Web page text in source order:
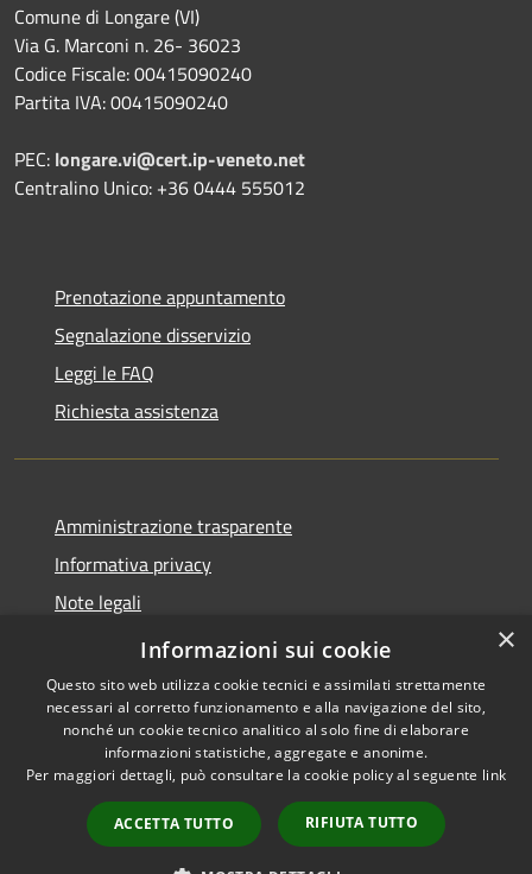
Comune di Longare (VI)
Via G. Marconi n. 26- 36023
Codice Fiscale: 00415090240
Partita IVA: 00415090240
PEC: longare.vi@cert.ip-veneto.net
Centralino Unico: +36 0444 555012
Prenotazione appuntamento
Segnalazione disservizio
Leggi le FAQ
Richiesta assistenza
Amministrazione trasparente
Informativa privacy
Note legali
Dichiarazione di accessibilità
Accessibilità
Copyright © 2026 • Comune di
Longare • Powered by
Municipium•
Accesso
redazione
×
Informazioni sui cookie
Questo sito web utilizza cookie tecnici e assimilati strettamente
necessari al corretto funzionamento e alla navigazione del sito,
nonché un cookie tecnico analitico al solo fine di elaborare
informazioni statistiche, aggregate e anonime.
Per maggiori dettagli, può consultare la cookie policy al seguente link
ACCETTA TUTTO RIFIUTA TUTTO